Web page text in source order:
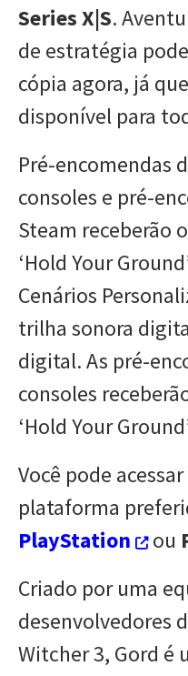
Series X|S.
de estratégia
cópia agora, já
disponível para
Pré-encomendas
consoles e pré-
Steam receberão
‘Hold Your
Cenários
trilha sonora
digital. As pré-
consoles
‘Hold Your
Você pode
plataforma
PlayStation
ou
Criado por uma
desenvolvedores
Witcher 3, Gord é